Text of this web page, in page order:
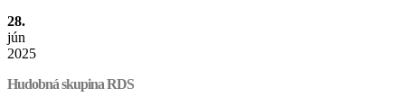
28.
jún
2025
Hudobná skupina RDS